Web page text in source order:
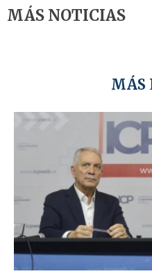
MÁS NOTICIAS
MÁS